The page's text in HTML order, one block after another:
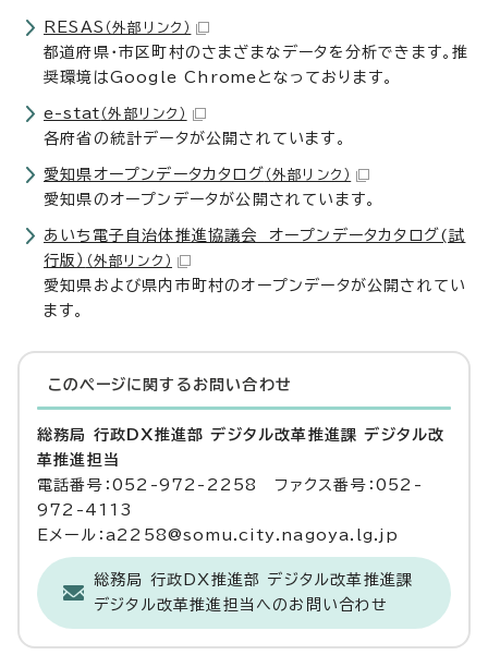
RESAS （外部リンク）
都道府県・市区町村のさまざまなデータを分析できます。推
奨環境はGoogle Chromeとなっております。
e-stat （外部リンク）
各府省の統計データが公開されています。
愛知県オープンデータカタログ （外部リンク）
愛知県のオープンデータが公開されています。
あいち電子自治体推進協議会 オープンデータカタログ(試
行版） （外部リンク）
愛知県および県内市町村のオープンデータが公開されてい
ます。
このページに関する お問い合わせ
総務局 行政DX推進部 デジタル改革推進課 デジタル改
革推進担当
電話番号：052-972-2258 ファクス番号：052-
972-4113
Eメール：a2258@somu.city.nagoya.lg.jp
総務局 行政DX推進部 デジタル改革推進課
デジタル改革推進担当へのお問い合わせ